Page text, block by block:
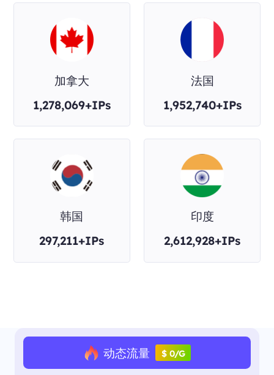
加拿大
1,278,069+IPs
法国
1,952,740+IPs
韩国
297,211+IPs
印度
2,612,928+IPs
动态流量 $ 0/G